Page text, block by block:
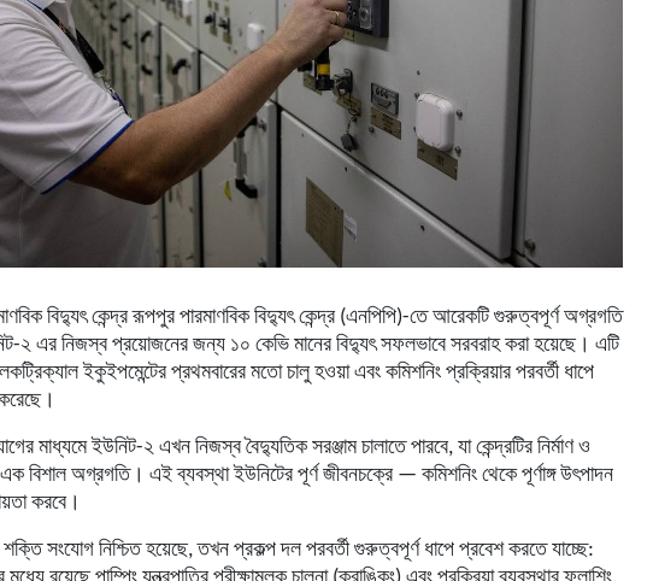
বিদ্যুৎ কেন্দ্র রূপপুর পারমাণবিক বিদ্যুৎ কেন্দ্র (এনপিপি)-তে আরেকটি গুরুত্বপূর্ণ অগ্রগতি
২ এর নিজস্ব প্রয়োজনের জন্য ১০ কেভি মানের বিদ্যুৎ সফলভাবে সরবরাহ করা হয়েছে। এটি
ইকুইপমেন্টের প্রথমবারের মতো চালু হওয়া এবং কমিশনিং প্রক্রিয়ার পরবর্তী ধাপে
মাধ্যমে ইউনিট-২ এখন নিজস্ব বৈদ্যুতিক সরঞ্জাম চালাতে পারবে, যা কেন্দ্রটির নির্মাণ ও
এক বিশাল অগ্রগতি। এই ব্যবস্থা ইউনিটের পূর্ণ জীবনচক্রে — কমিশনিং থেকে পূর্ণাঙ্গ উৎপাদন
করবে।
সংযোগ নিশ্চিত হয়েছে, তখন প্রকল্প দল পরবর্তী গুরুত্বপূর্ণ ধাপে প্রবেশ করতে যাচ্ছে: